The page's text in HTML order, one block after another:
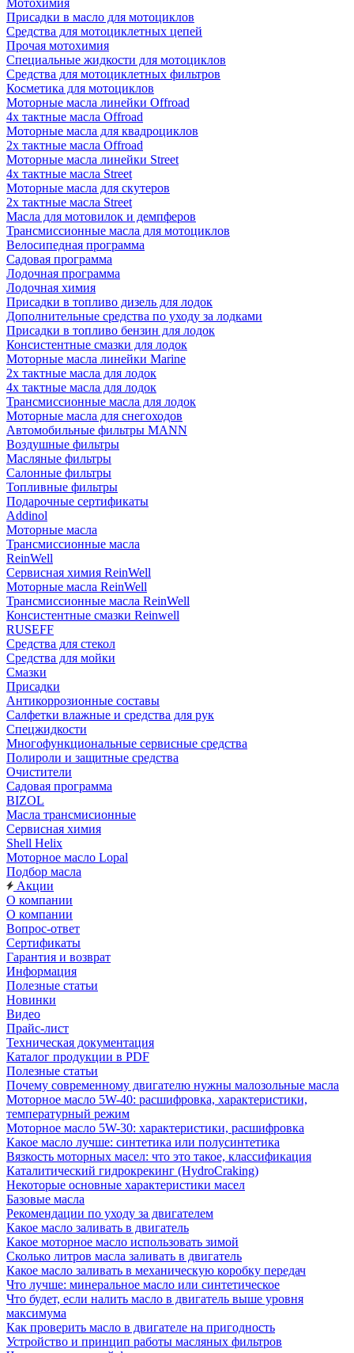
Мотохимия
Присадки в масло для мотоциклов
Средства для мотоциклетных цепей
Прочая мотохимия
Специальные жидкости для мотоциклов
Средства для мотоциклетных фильтров
Косметика для мотоциклов
Моторные масла линейки Offroad
4х тактные масла Offroad
Моторные масла для квадроциклов
2х тактные масла Offroad
Моторные масла линейки Street
4х тактные масла Street
Моторные масла для скутеров
2х тактные масла Street
Масла для мотовилок и демпферов
Трансмиссионные масла для мотоциклов
Велосипедная программа
Садовая программа
Лодочная программа
Лодочная химия
Присадки в топливо дизель для лодок
Дополнительные средства по уходу за лодками
Присадки в топливо бензин для лодок
Консистентные смазки для лодок
Моторные масла линейки Marine
2х тактные масла для лодок
4х тактные масла для лодок
Трансмиссионные масла для лодок
Моторные масла для снегоходов
Автомобильные фильтры MANN
Воздушные фильтры
Масляные фильтры
Салонные фильтры
Топливные фильтры
Подарочные сертификаты
Addinol
Моторные масла
Трансмиссионные масла
ReinWell
Сервисная химия ReinWell
Моторные масла ReinWell
Трансмиссионные масла ReinWell
Консистентные смазки Reinwell
RUSEFF
Средства для стекол
Средства для мойки
Смазки
Присадки
Антикоррозионные составы
Салфетки влажные и средства для рук
Спецжидкости
Многофункциональные сервисные средства
Полироли и защитные средства
Очистители
Садовая программа
BIZOL
Масла трансмисионные
Сервисная химия
Shell Helix
Моторное масло Lopal
Подбор масла
Акции
О компании
О компании
Вопрос-ответ
Сертификаты
Гарантия и возврат
Информация
Полезные статьи
Новинки
Видео
Прайс-лист
Техническая документация
Каталог продукции в PDF
Полезные статьи
Почему современному двигателю нужны малозольные масла
Моторное масло 5W-40: расшифровка, характеристики,
температурный режим
Моторное масло 5W-30: характеристики, расшифровка
Какое масло лучше: синтетика или полусинтетика
Вязкость моторных масел: что это такое, классификация
Каталитический гидрокрекинг (НydroСraking)
Некоторые основные характеристики масел
Базовые масла
Рекомендации по уходу за двигателем
Какое масло заливать в двигатель
Какое моторное масло использовать зимой
Сколько литров масла заливать в двигатель
Какое масло заливать в механическую коробку передач
Что лучше: минеральное масло или синтетическое
Что будет, если налить масло в двигатель выше уровня
максимума
Как проверить масло в двигателе на пригодность
Устройство и принцип работы масляных фильтров